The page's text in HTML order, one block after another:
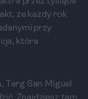
że każdy rok
przy
która
Targ San Miguel